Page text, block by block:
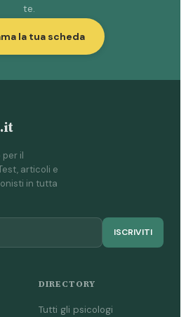
te.
la tua scheda
il
articoli e
in tutta
ISCRIVITI
DIRECTORY
Tutti gli psicologi